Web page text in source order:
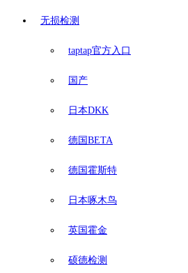
无损检测
taptap官方入口
国产
日本DKK
德国BETA
德国霍斯特
日本啄木鸟
英国霍金
硕德检测